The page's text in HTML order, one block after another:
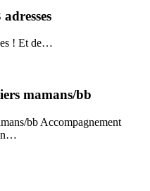
! Et de…
mamans/bb
bb Accompagnement